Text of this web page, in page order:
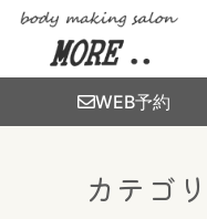
WEB予約
カテゴ